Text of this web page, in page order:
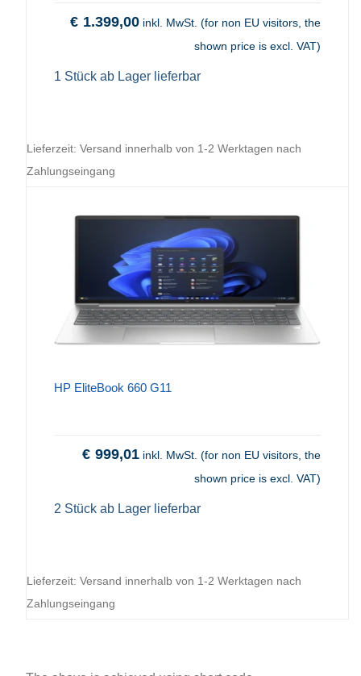
€ 1.399,00 inkl. MwSt. (for non EU visitors, the
shown price is excl. VAT)
1 Stück ab Lager lieferbar
Lieferzeit: Versand innerhalb von 1-2 Werktagen nach
Zahlungseingang
HP EliteBook 660 G11
€ 999,01 inkl. MwSt. (for non EU visitors, the
shown price is excl. VAT)
2 Stück ab Lager lieferbar
Lieferzeit: Versand innerhalb von 1-2 Werktagen nach
Zahlungseingang